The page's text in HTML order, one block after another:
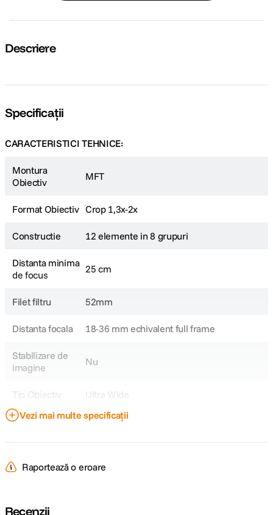
Descriere
Specificații
CARACTERISTICI TEHNICE:
Montura
Obiectiv
MFT
Format Obiectiv Crop 1,3x-2x
Constructie 12 elemente in 8 grupuri
Distanta minima
de focus
25 cm
Filet filtru 52mm
Distanta focala 18-36 mm echivalent full frame
Stabilizare de
imagine
Nu
Tip Obiectiv Ultra Wide
Obiectiv Fix /
Focala Zoom
Vezi mai multe specificații
Raportează o eroare
Recenzii